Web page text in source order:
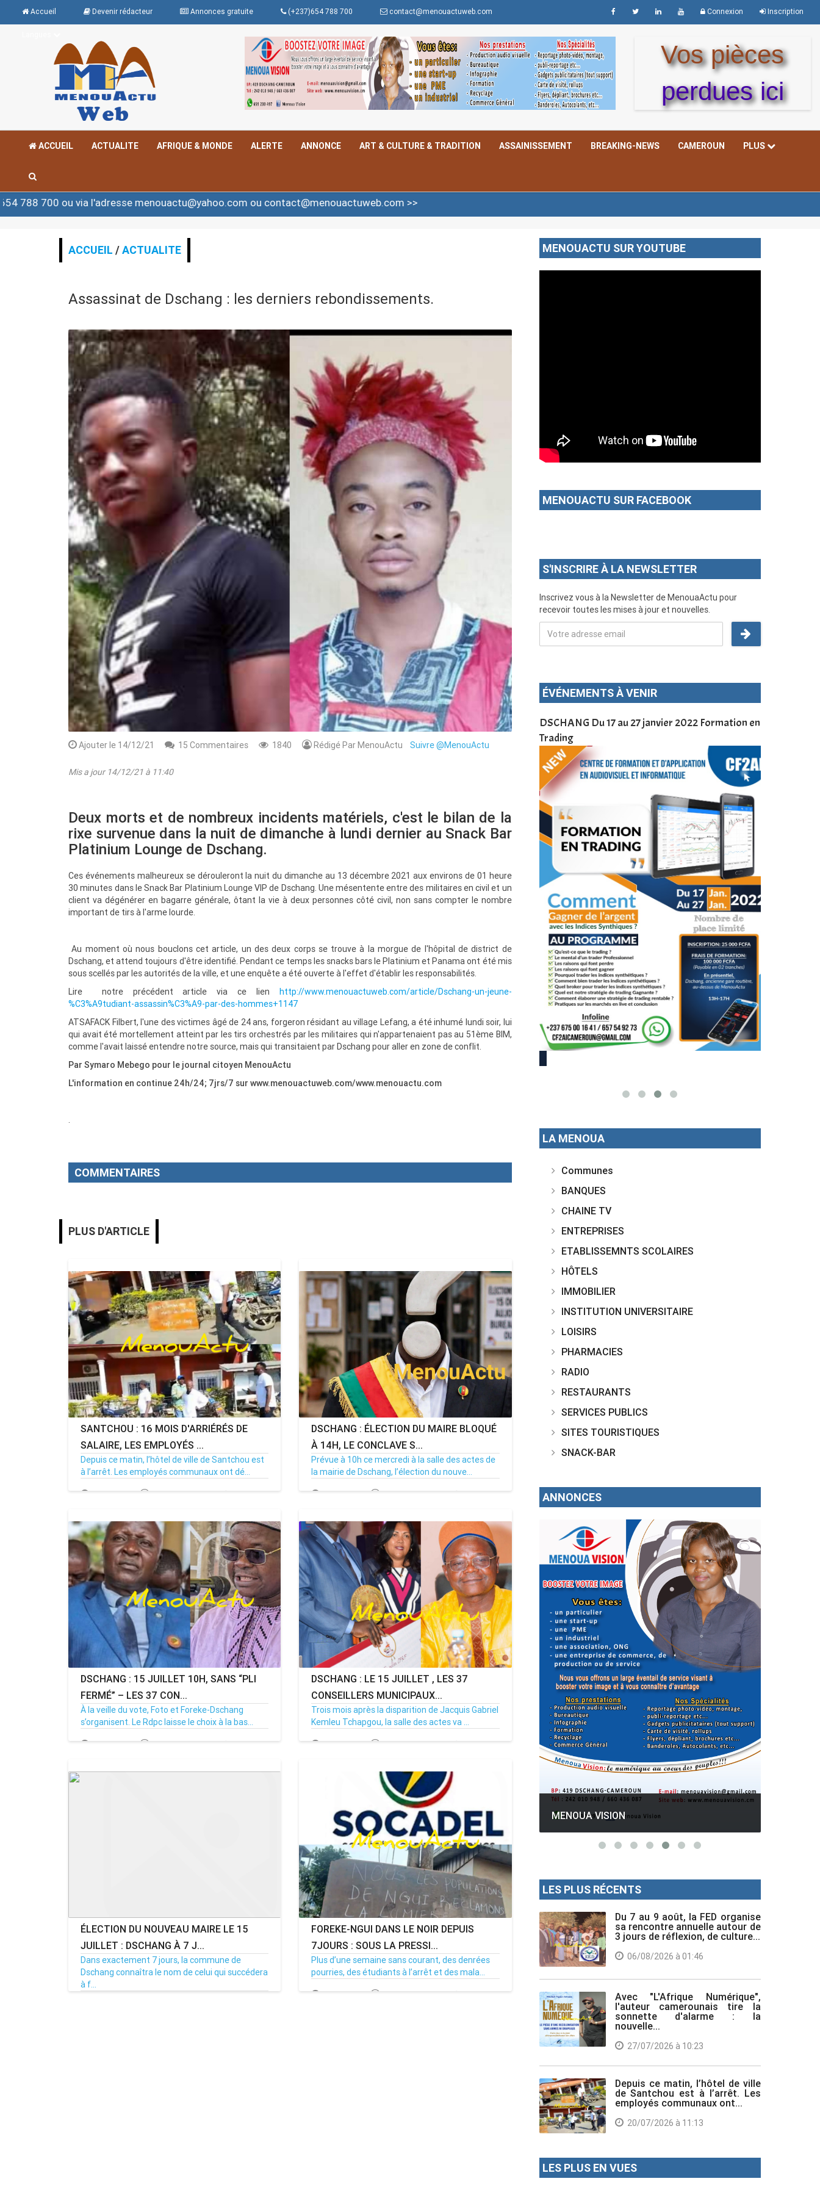
Accueil Devenir rédacteur Annonces gratuite (+237)654 788 700 contact@menouactuweb.com Connexion Inscription
Vos pièces
perdues ici
ACCUEIL ACTUALITE AFRIQUE & MONDE ALERTE ANNONCE ART & CULTURE & TRADITION ASSAINISSEMENT BREAKING-NEWS CAMEROUN PLUS
l'adresse menouactu@yahoo.com ou contact@menouactuweb.com >>
ACCUEIL /ACTUALITE
Assassinat de Dschang : les derniers rebondissements.
Ajouter le 14/12/21 15 Commentaires 1840 Rédigé Par MenouActuSuivre @MenouActu
Mis a jour 14/12/21 à 11:40
Deux morts et de nombreux incidents matériels, c'est le bilan de la
rixe survenue dans la nuit de dimanche à lundi dernier au Snack Bar
Platinium Lounge de Dschang.
Ces événements malheureux se dérouleront la nuit du dimanche au 13 décembre 2021 aux environs de 01 heure
30 minutes dans le Snack Bar Platinium Lounge VIP de Dschang. Une mésentente entre des militaires en civil et un
client va dégénérer en bagarre générale, ôtant la vie à deux personnes côté civil, non sans compter le nombre
important de tirs à l'arme lourde.
Au moment où nous bouclons cet article, un des deux corps se trouve à la morgue de l'hôpital de district de
Dschang, et attend toujours d'être identifié. Pendant ce temps les snacks bars le Platinium et Panama ont été mis
sous scellés par les autorités de la ville, et une enquête a été ouverte à l'effet d'établir les responsabilités.
Lire notre précédent article via ce lien http://www.menouactuweb.com/article/Dschang-un-jeune-
%C3%A9tudiant-assassin%C3%A9-par-des-hommes+1147
ATSAFACK Filbert, l'une des victimes âgé de 24 ans, forgeron résidant au village Lefang, a été inhumé lundi soir, lui
qui avait été mortellement atteint par les tirs orchestrés par les militaires qui n'appartenaient pas au 51ème BIM,
comme l'avait laissé entendre notre source, mais qui transitaient par Dschang pour aller en zone de conflit.
Par Symaro Mebego pour le journal citoyen MenouActu
L'information en continue 24h/24; 7jrs/7 sur www.menouactuweb.com/www.menouactu.com
.
COMMENTAIRES
PLUS D'ARTICLE
SANTCHOU : 16 MOIS D'ARRIÉRÉS DE
SALAIRE, LES EMPLOYÉS ...
Depuis ce matin, l’hôtel de ville de Santchou est
à l’arrêt. Les employés communaux ont dé...
20/07/26 Par MenouActu 0
DSCHANG : ÉLECTION DU MAIRE BLOQUÉ
À 14H, LE CONCLAVE S...
Prévue à 10h ce mercredi à la salle des actes de
la mairie de Dschang, l’élection du nouve...
15/07/26 Par MenouActu 0
DSCHANG : 15 JUILLET 10H, SANS “PLI
FERMÉ” – LES 37 CON...
À la veille du vote, Foto et Foreke-Dschang
s’organisent. Le Rdpc laisse le choix à la bas...
14/07/26 Par MenouActu 0
DSCHANG : LE 15 JUILLET , LES 37
CONSEILLERS MUNICIPAUX...
Trois mois après la disparition de Jacquis Gabriel
Kemleu Tchapgou, la salle des actes va ...
13/07/26 Par MenouActu 0
ÉLECTION DU NOUVEAU MAIRE LE 15
JUILLET : DSCHANG À 7 J...
Dans exactement 7 jours, la commune de
Dschang connaîtra le nom de celui qui succédera
à f...
FOREKE-NGUI DANS LE NOIR DEPUIS
7JOURS : SOUS LA PRESSI...
Plus d’une semaine sans courant, des denrées
pourries, des étudiants à l’arrêt et des mala...
02/07/26 Par MenouActu 0
MENOUACTU SUR YOUTUBE
MENOUACTU SUR FACEBOOK
S'INSCRIRE À LA NEWSLETTER
Inscrivez vous à la Newsletter de MenouaActu pour
recevoir toutes les mises à jour et nouvelles.
ÉVÉNEMENTS À VENIR
Rendez-vous le 10 Octobre avec GESPROS pour
une formation de qualité, un métier
Devenez infographiste professionnel en 10 jours
de formation pratique. Dschang du 17 au 27
janvier 2022
DSCHANG Du 17 au 27 janvier 2022 Formation en
Trading
Cameroun
LA MENOUA
Communes
BANQUES
CHAINE TV
ENTREPRISES
ETABLISSEMNTS SCOLAIRES
HÔTELS
IMMOBILIER
INSTITUTION UNIVERSITAIRE
LOISIRS
PHARMACIES
RADIO
RESTAURANTS
SERVICES PUBLICS
SITES TOURISTIQUES
SNACK-BAR
ANNONCES
MENOUA VISION
GESPROS formation : La rentrée
académique ce 10 Octobre 2022.
LES PLUS RÉCENTS
Du 7 au 9 août, la FED organise
sa rencontre annuelle autour de
3 jours de réflexion, de culture...
06/08/2026 à 01:46
Avec "L'Afrique Numérique",
l'auteur camerounais tire la
sonnette d'alarme : la
nouvelle...
27/07/2026 à 10:23
Depuis ce matin, l’hôtel de ville
de Santchou est à l’arrêt. Les
employés communaux ont...
20/07/2026 à 11:13
LES PLUS EN VUES